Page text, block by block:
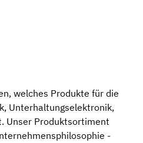
welches Produkte für die
Unterhaltungselektronik,
Unser Produktsortiment
-